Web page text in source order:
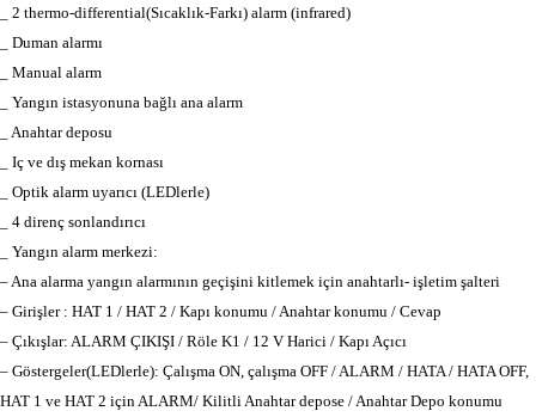
2 thermo-differential(Sıcaklık-Farkı) alarm (infrared)
Duman alarmı
Manual alarm
Yangın istasyonuna bağlı ana alarm
Anahtar deposu
Iç ve dış mekan kornası
Optik alarm uyarıcı (LEDlerle)
4 direnç sonlandırıcı
Yangın alarm merkezi:
– Ana alarma yangın alarmının geçişini kitlemek için anahtarlı- işletim şalteri
– Girişler : HAT 1 / HAT 2 / Kapı konumu / Anahtar konumu / Cevap
– Çıkışlar: ALARM ÇIKIŞI / Röle K1 / 12 V Harici / Kapı Açıcı
– Göstergeler(LEDlerle): Çalışma ON, çalışma OFF / ALARM / HATA / HATA OFF,
HAT 1 ve HAT 2 için ALARM/ Kilitli Anahtar depose / Anahtar Depo konumu